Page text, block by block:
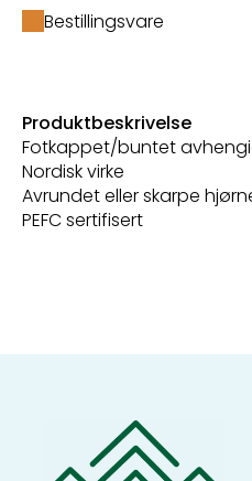
Bestillingsvare
Produktbeskrivelse
Fotkappet/buntet
Nordisk virke
Avrundet eller skarpe
PEFC sertifisert